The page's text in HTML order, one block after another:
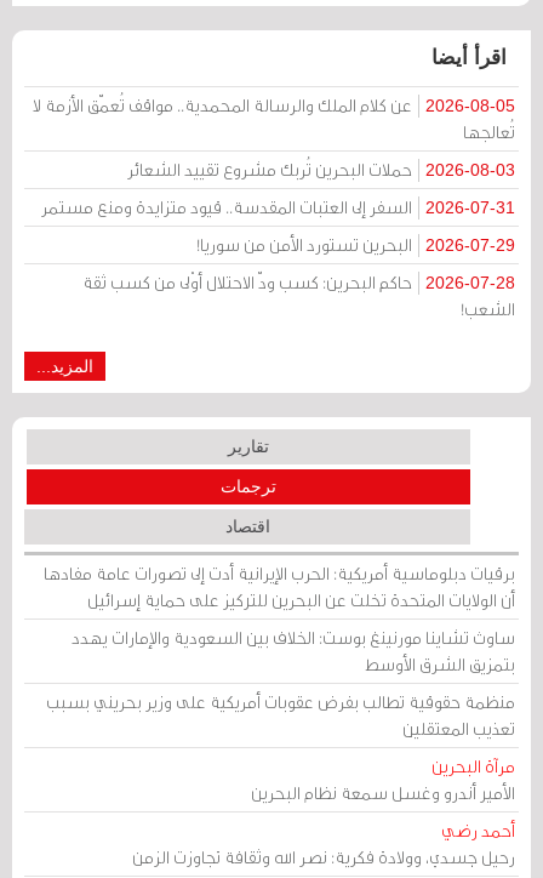
اقرأ أيضا
2026-08-05
عن كلام الملك والرسالة المحمدية.. مواقف تُعمّق الأزمة لا
تُعالجها
2026-08-03 حملات البحرين تُربك مشروع تقييد الشعائر
2026-07-31 السفر إلى العتبات المقدسة.. قيود متزايدة ومنع مستمر
2026-07-29 البحرين تستورد الأمن من سوريا!
2026-07-28
حاكم البحرين: كسب ودّ الاحتلال أوْلى من كسب ثقة
الشعب!
المزيد...
تقارير
ترجمات
اقتصاد
برقيات دبلوماسية أمريكية: الحرب الإيرانية أدت إلى تصورات عامة مفادها
أن الولايات المتحدة تخلت عن البحرين للتركيز على حماية إسرائيل
ساوث تشاينا مورنينغ بوست: الخلاف بين السعودية والإمارات يهدد
بتمزيق الشرق الأوسط
منظمة حقوقية تطالب بفرض عقوبات أمريكية على وزير بحريني بسبب
تعذيب المعتقلين
مرآة البحرين
الأمير أندرو وغسل سمعة نظام البحرين
أحمد رضي
رحيل جسدي، وولادة فكرية: نصر الله وثقافة تجاوزت الزمن